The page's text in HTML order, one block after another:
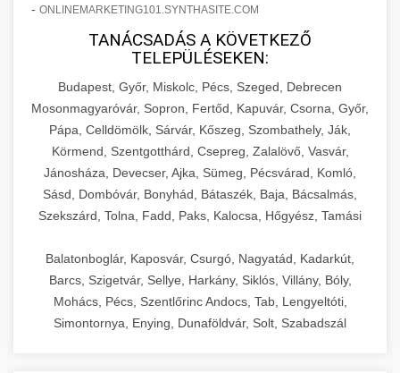
- ONLINEMARKETING101.SYNTHASITE.COM
TANÁCSADÁS A KÖVETKEZŐ
TELEPÜLÉSEKEN:
Budapest, Győr, Miskolc, Pécs, Szeged, Debrecen
Mosonmagyaróvár, Sopron, Fertőd, Kapuvár, Csorna, Győr,
Pápa, Celldömölk, Sárvár, Kőszeg, Szombathely, Ják,
Körmend, Szentgotthárd, Csepreg, Zalalövő, Vasvár,
Jánosháza, Devecser, Ajka, Sümeg, Pécsvárad, Komló,
Sásd, Dombóvár, Bonyhád, Bátaszék, Baja, Bácsalmás,
Szekszárd, Tolna, Fadd, Paks, Kalocsa, Hőgyész, Tamási
Balatonboglár, Kaposvár, Csurgó, Nagyatád, Kadarkút,
Barcs, Szigetvár, Sellye, Harkány, Siklós, Villány, Bóly,
Mohács, Pécs, Szentlőrinc Andocs, Tab, Lengyeltóti,
Simontornya, Enying, Dunaföldvár, Solt, Szabadszál